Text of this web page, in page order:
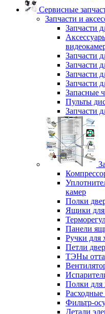
Сервисные
Запчасти и
Запчасти
Запчасти
Запчасти
Запчасти
Запчасти
Запасные
Пульты
Запчасти
камер
Полки
Ящики для
Панели
Ручки для
Петли
ТЭНы
Полки для
Расходные
Фильтр-
Детали